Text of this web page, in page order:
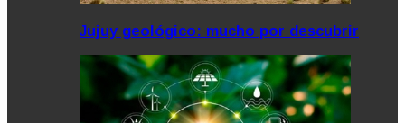
Jujuy geológico: mucho por descubrir